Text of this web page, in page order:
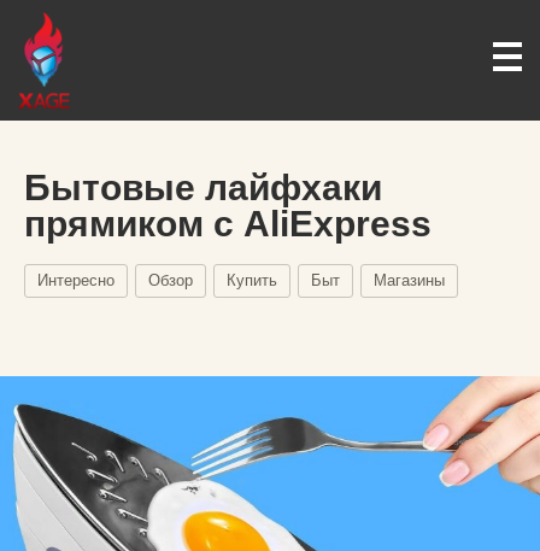
Бытовые лайфхаки
прямиком с AliExpress
Интересно Обзор Купить Быт Магазины